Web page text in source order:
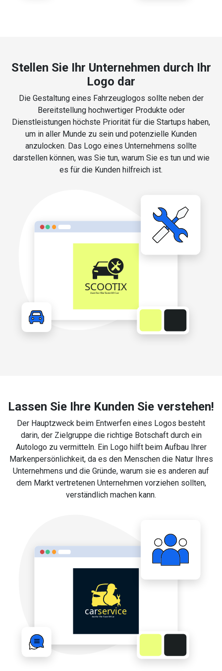
Stellen Sie Ihr Unternehmen durch Ihr
Logo dar
Die Gestaltung eines Fahrzeuglogos sollte neben der
Bereitstellung hochwertiger Produkte oder
Dienstleistungen höchste Priorität für die Startups haben,
um in aller Munde zu sein und potenzielle Kunden
anzulocken. Das Logo eines Unternehmens sollte
darstellen können, was Sie tun, warum Sie es tun und wie
es für die Kunden hilfreich ist.
Lassen Sie Ihre Kunden Sie verstehen!
Der Hauptzweck beim Entwerfen eines Logos besteht
darin, der Zielgruppe die richtige Botschaft durch ein
Autologo zu vermitteln. Ein Logo hilft beim Aufbau Ihrer
Markenpersönlichkeit, da es den Menschen die Natur Ihres
Unternehmens und die Gründe, warum sie es anderen auf
dem Markt vertretenen Unternehmen vorziehen sollten,
verständlich machen kann.